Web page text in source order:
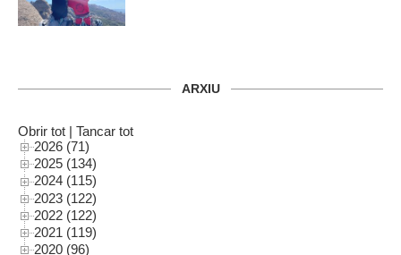
ARXIU
Obrir tot | Tancar tot
2026 (71)
2025 (134)
2024 (115)
2023 (122)
2022 (122)
2021 (119)
2020 (96)